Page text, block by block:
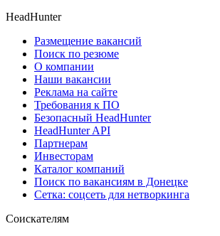
HeadHunter
Размещение вакансий
Поиск по резюме
О компании
Наши вакансии
Реклама на сайте
Требования к ПО
Безопасный HeadHunter
HeadHunter API
Партнерам
Инвесторам
Каталог компаний
Поиск по вакансиям в Донецке
Сетка: соцсеть для нетворкинга
Соискателям